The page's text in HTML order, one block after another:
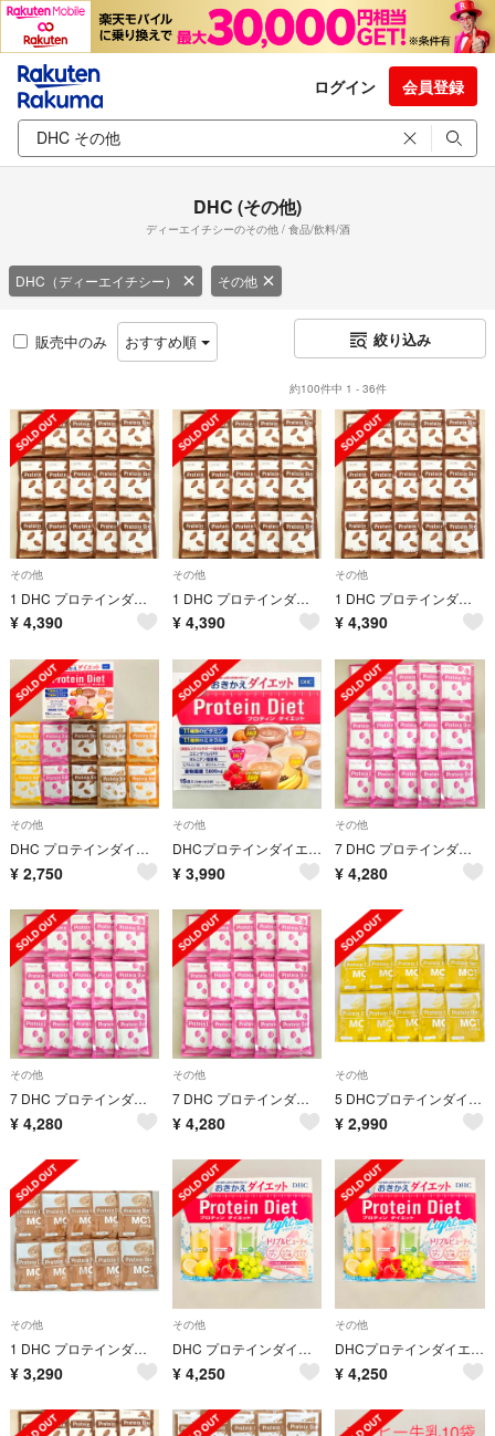
ログイン 会員登録
DHC (その他)
ディーエイチシーのその他 / 食品/飲料/酒
DHC（ディーエイチシー） その他
販売中のみ おすすめ順 絞り込み
約100件中 1 - 36件
その他
1 DHC プロテインダイエット ココア15袋 プロティンダイエット
¥ 4,390
その他
1 DHC プロテインダイエット ココア15袋 プロティンダイエット
¥ 4,390
その他
1 DHC プロテインダイエット ココア15袋 プロティンダイエット
¥ 4,390
その他
DHC プロテインダイエット 10袋 プロティンダイエット
¥ 2,750
その他
DHCプロテインダイエット 15袋 プロティンダイエット
¥ 3,990
その他
7 DHC プロテインダイエット いちごミルク15袋 プロティンダイエット
¥ 4,280
その他
7 DHC プロテインダイエット いちごミルク15袋 プロティンダイエット
¥ 4,280
その他
7 DHC プロテインダイエット いちごミルク15袋 プロティンダイエット
¥ 4,280
その他
5 DHCプロテインダイエット MCTプラス バナナ 10袋 プロティン
¥ 2,990
その他
1 DHC プロテインダイエット MCTプラス チョコ10袋
¥ 3,290
その他
DHC プロテインダイエット ライトテイスト15袋 プロティンダイエット
¥ 4,250
その他
DHCプロテインダイエット ライトテイスト トリプルビューティ15袋
¥ 4,250